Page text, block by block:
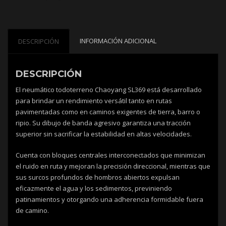
DESCRIPCIÓN INFORMACIÓN ADICIONAL
DESCRIPCIÓN
El neumático todoterreno Chaoyang SL369 está desarrollado
para brindar un rendimiento versátil tanto en rutas
pavimentadas como en caminos exigentes de tierra, barro o
ripio. Su dibujo de banda agresivo garantiza una tracción
superior sin sacrificar la estabilidad en altas velocidades.
Cuenta con bloques centrales interconectados que minimizan
el ruido en ruta y mejoran la precisión direccional, mientras que
sus surcos profundos de hombros abiertos expulsan
eficazmente el agua y los sedimentos, previniendo
patinamientos y otorgando una adherencia formidable fuera
de camino.